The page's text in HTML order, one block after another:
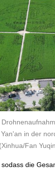
in der
(Xinhua/Fan
die